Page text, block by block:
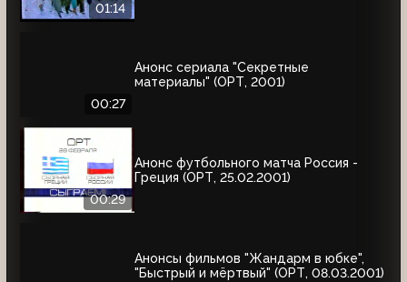
01:14
00:27
Анонс сериала "Секретные
материалы" (ОРТ, 2001)
00:29
Анонс футбольного матча Россия -
Греция (ОРТ, 25.02.2001)
Анонсы фильмов "Жандарм в юбке",
"Быстрый и мёртвый" (ОРТ, 08.03.2001)